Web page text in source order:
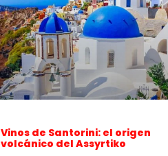
Vinos de Santorini: el origen
volcánico del Assyrtiko